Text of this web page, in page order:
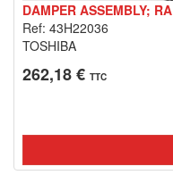
DAMPER ASSEMBLY; RA
Ref: 43H22036
TOSHIBA
262,18 € TTC